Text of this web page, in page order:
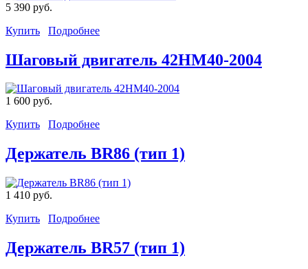
5 390 руб.
Купить
Подробнее
Шаговый двигатель 42HM40-2004
1 600 руб.
Купить
Подробнее
Держатель BR86 (тип 1)
1 410 руб.
Купить
Подробнее
Держатель BR57 (тип 1)